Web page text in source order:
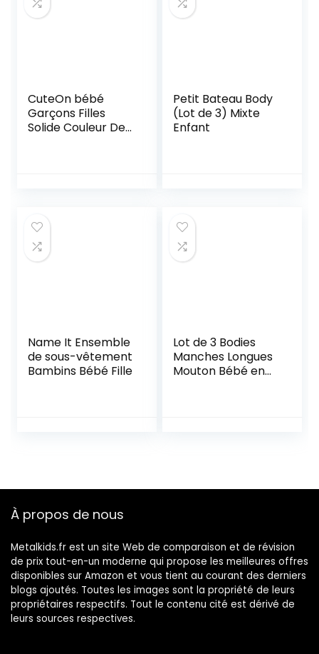
CuteOn bébé
Garçons Filles
Solide Couleur De
Petit Bateau Body
(Lot de 3) Mixte
Enfant
Name It Ensemble
de sous-vêtement
Bambins Bébé Fille
Lot de 3 Bodies
Manches Longues
Mouton Bébé en
À propos de nous
Metalkids.fr est un site Web de comparaison et de révision
de prix tout-en-un moderne qui propose les meilleures offres
disponibles sur Amazon et vous tient au courant des derniers
blogs ajoutés. Toutes les images sont la propriété de leurs
propriétaires respectifs. Tout le contenu cité est dérivé de
leurs sources respectives.